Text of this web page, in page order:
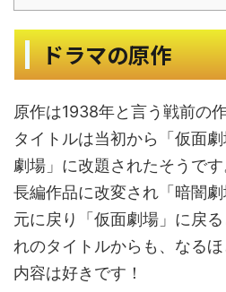
ドラマの原作
原作は1938年と言う戦前の
タイトルは当初から「仮面
劇場」に改題されたそうで
長編作品に改変され「暗闇
元に戻り「仮面劇場」に戻
れのタイトルからも、なるほ
内容は好きです！